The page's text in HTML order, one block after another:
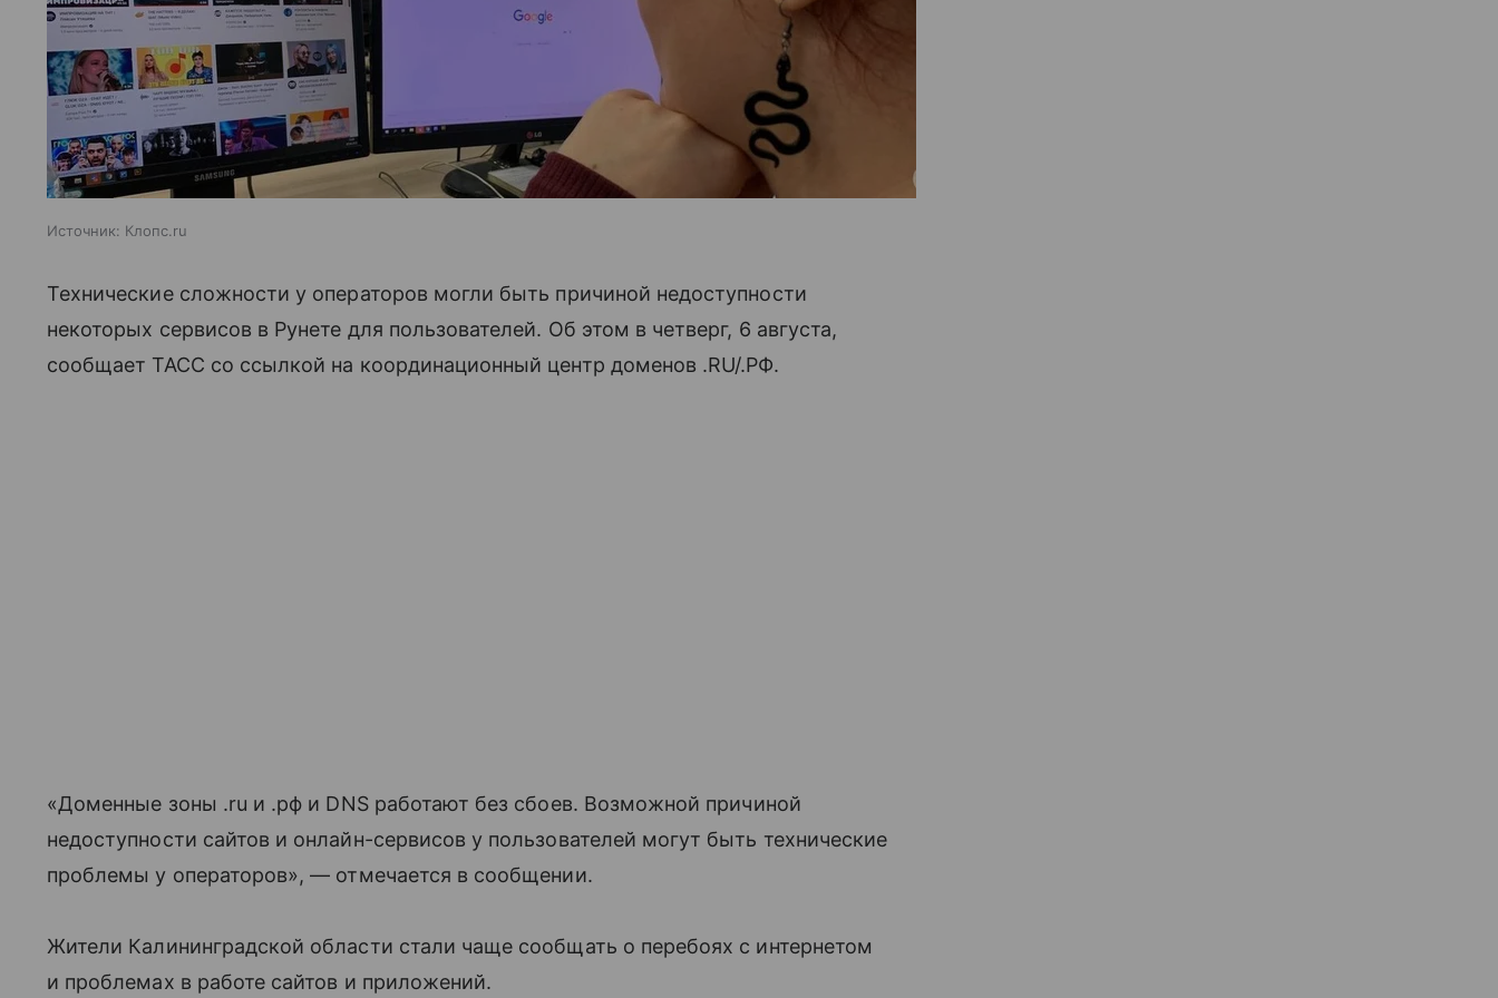
Источник: Клопс.ru
Технические сложности у операторов могли быть причиной недоступности
некоторых сервисов в Рунете для пользователей. Об этом в четверг, 6 августа,
сообщает ТАСС со ссылкой на координационный центр доменов .RU/.РФ.
«Доменные зоны .ru и .рф и DNS работают без сбоев. Возможной причиной
недоступности сайтов и онлайн-сервисов у пользователей могут быть технические
проблемы у операторов», — отмечается в сообщении.
Жители Калининградской области стали чаще сообщать о перебоях с интернетом
и проблемах в работе сайтов и приложений.